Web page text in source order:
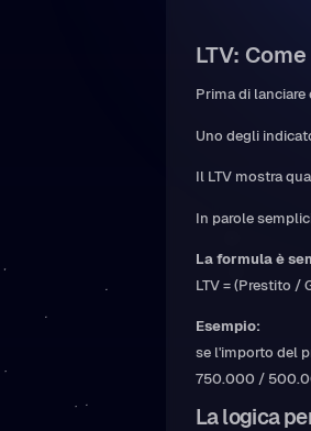
LTV:
Prima di
Uno degli
Il LTV mostra
In parole
La formula è
LTV = (Prestito /
Esempio:
se l'importo del
750.000 /
La logica